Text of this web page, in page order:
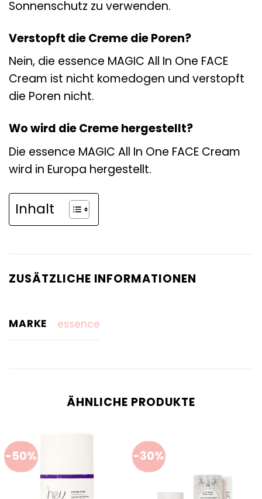
Sonnenschutz zu verwenden.
Verstopft die Creme die Poren?
Nein, die essence MAGIC All In One FACE
Cream ist nicht komedogen und verstopft
die Poren nicht.
Wo wird die Creme hergestellt?
Die essence MAGIC All In One FACE Cream
wird in Europa hergestellt.
Inhalt
ZUSÄTZLICHE INFORMATIONEN
MARKE essence
ÄHNLICHE PRODUKTE
-50% -30%